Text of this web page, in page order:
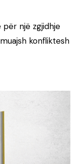
një zgjidhje
konfliktesh